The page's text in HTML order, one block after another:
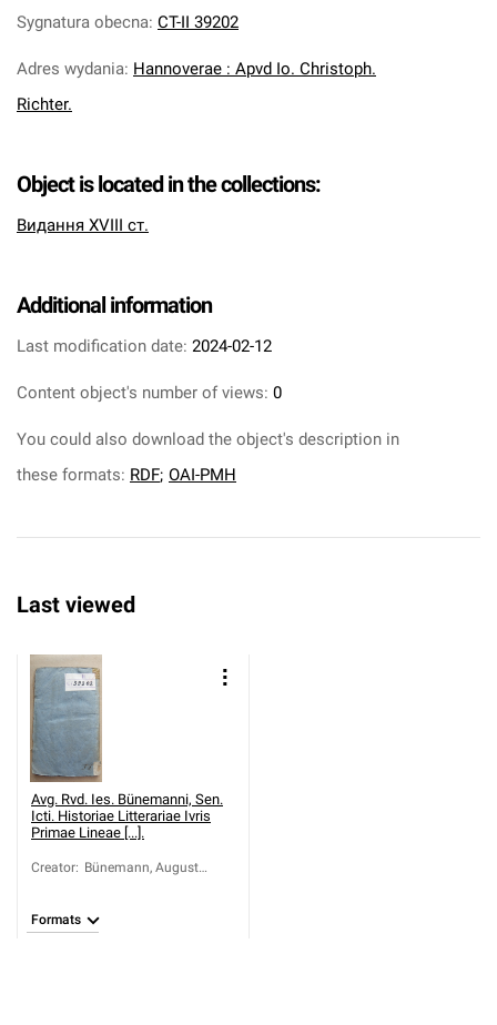
Sygnatura obecna: CT-II 39202
Adres wydania: Hannoverae : Apvd Io. Christoph.
Richter.
Object is located in the collections:
Видання XVIII ст.
Additional information
Last modification date: 2024-02-12
Content object's number of views: 0
You could also download the object's description in
these formats: RDF; OAI-PMH
Last viewed
Avg. Rvd. Ies. Bünemanni, Sen.
Icti. Historiae Litterariae Ivris
Primae Lineae [...].
Creator: Bünemann, August
Formats